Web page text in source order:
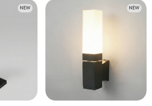
NEW NEW